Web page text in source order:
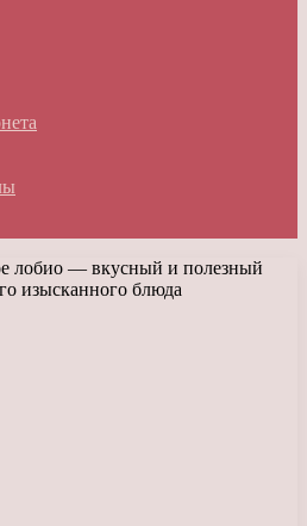
лобио — вкусный и полезный
изысканного блюда